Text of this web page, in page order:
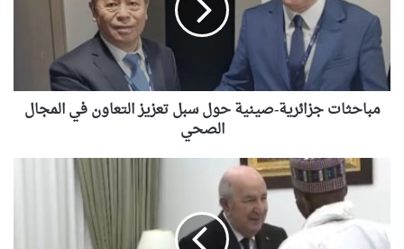
سبل
تعزيز
التعاون
في
المجال
الصحي
مباحثات جزائرية-صينية حول سبل تعزيز التعاون في المجال
الصحي
الجمهورية
الخليفة
العام